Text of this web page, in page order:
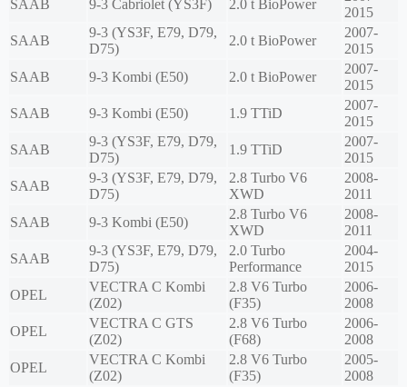
SAAB 9-3 Cabriolet (YS3F) 2.0 t BioPower
2015
SAAB
9-3 (YS3F, E79, D79,
D75)
2.0 t BioPower
2007-
2015
SAAB
9-3 Kombi (E50) 2.0 t BioPower
2007-
2015
SAAB
9-3 Kombi (E50) 1.9 TTiD
2007-
2015
SAAB
9-3 (YS3F, E79, D79,
D75)
1.9 TTiD
2007-
2015
SAAB
9-3 (YS3F, E79, D79,
D75)
2.8 Turbo V6
XWD
2008-
2011
SAAB
9-3 Kombi (E50)
2.8 Turbo V6
XWD
2008-
2011
SAAB
9-3 (YS3F, E79, D79,
D75)
2.0 Turbo
Performance
2004-
2015
OPEL
VECTRA C Kombi
(Z02)
2.8 V6 Turbo
(F35)
2006-
2008
OPEL
VECTRA C GTS
(Z02)
2.8 V6 Turbo
(F68)
2006-
2008
OPEL
VECTRA C Kombi
(Z02)
2.8 V6 Turbo
(F35)
2005-
2008